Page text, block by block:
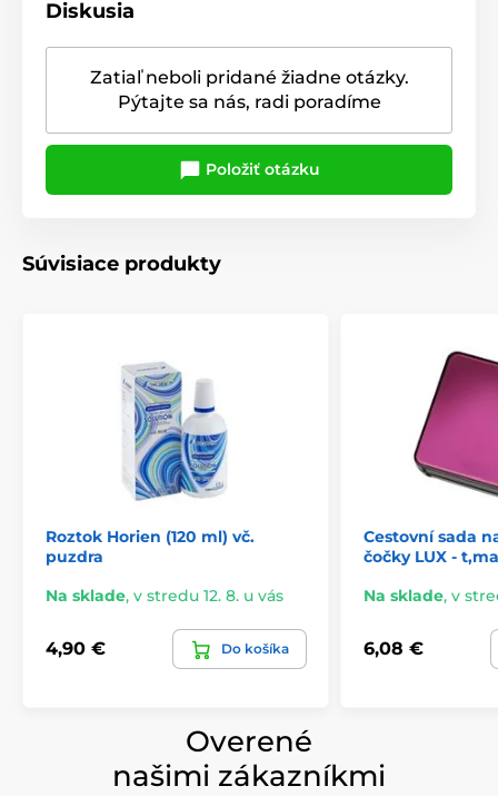
Diskusia
Zatiaľ neboli pridané žiadne otázky.
Pýtajte sa nás, radi poradíme
Položiť otázku
Súvisiace produkty
Roztok Horien (120 ml) vč.
puzdra
Na sklade, v stredu 12. 8. u vás
4,90 € Do košíka
Cestovní sada
čočky LUX -
Na sklade, v
6,08 €
Overené
našimi zákazníkmi